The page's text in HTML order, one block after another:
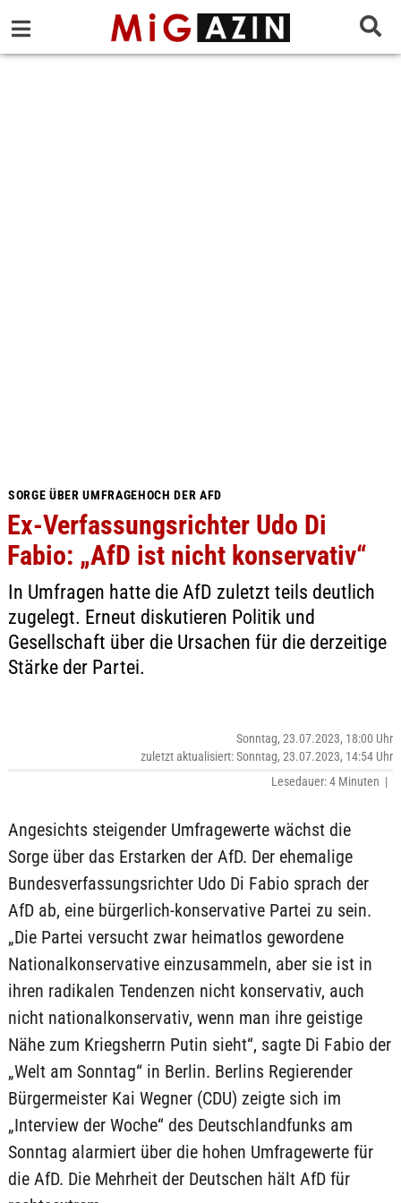
SORGE ÜBER UMFRAGEHOCH DER AFD
Ex-Verfassungsrichter Udo Di
Fabio: „AfD ist nicht konservativ“
In Umfragen hatte die AfD zuletzt teils deutlich
zugelegt. Erneut diskutieren Politik und
Gesellschaft über die Ursachen für die derzeitige
Stärke der Partei.
Sonntag, 23.07.2023, 18:00 Uhr
zuletzt aktualisiert: Sonntag, 23.07.2023, 14:54 Uhr
Lesedauer: 4 Minuten |
Angesichts steigender Umfragewerte wächst die
Sorge über das Erstarken der AfD. Der ehemalige
Bundesverfassungsrichter Udo Di Fabio sprach der
AfD ab, eine bürgerlich-konservative Partei zu sein.
„Die Partei versucht zwar heimatlos gewordene
Nationalkonservative einzusammeln, aber sie ist in
ihren radikalen Tendenzen nicht konservativ, auch
nicht nationalkonservativ, wenn man ihre geistige
Nähe zum Kriegsherrn Putin sieht“, sagte Di Fabio der
„Welt am Sonntag“ in Berlin. Berlins Regierender
Bürgermeister Kai Wegner (CDU) zeigte sich im
„Interview der Woche“ des Deutschlandfunks am
Sonntag alarmiert über die hohen Umfragewerte für
die AfD. Die Mehrheit der Deutschen hält AfD für